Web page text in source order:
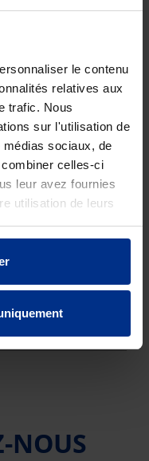
le contenu
relatives aux
trafic. Nous
sur l'utilisation de
sociaux, de
celles-ci
leur avez fournies
utilisation de leurs
NOUS